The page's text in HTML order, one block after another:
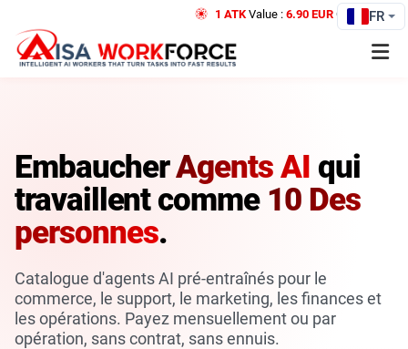
1 ATKValue : 6.90 EUR Credit FR
EmbaucherAgents AI qui
travaillent comme 10 Des
personnes.
Catalogue d'agents AI pré-entraînés pour le
commerce, le support, le marketing, les finances et
les opérations. Payez mensuellement ou par
opération, sans contrat, sans ennuis.